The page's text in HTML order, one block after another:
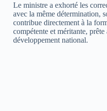
Le ministre a exhorté les
avec la même détermination,
contribue directement à la
compétente et méritante,
développement national.